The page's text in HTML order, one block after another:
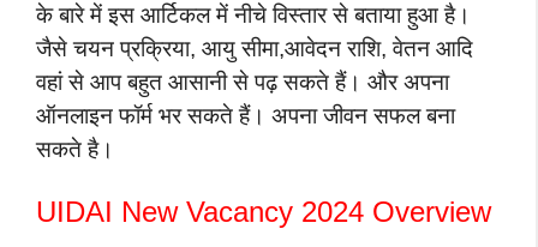
के बारे में इस आर्टिकल में नीचे विस्तार से बताया हुआ है।
जैसे चयन प्रक्रिया, आयु सीमा,आवेदन राशि, वेतन आदि
वहां से आप बहुत आसानी से पढ़ सकते हैं। और अपना
ऑनलाइन फॉर्म भर सकते हैं। अपना जीवन सफल बना
सकते है।
UIDAI New Vacancy 2024 Overview